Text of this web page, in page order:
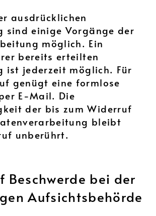
ausdrücklichen
sind einige Vorgänge der
möglich. Ein
bereits erteilten
ist jederzeit möglich. Für
genügt eine formlose
E-Mail. Die
der bis zum Widerruf
bleibt
unberührt.
Beschwerde bei der
Aufsichts­behörde